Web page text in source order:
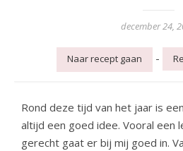
december 24,
Naar recept gaan -
Rond deze tijd van het jaar is
altijd een goed idee. Vooral een
gerecht gaat er bij mij goed in.